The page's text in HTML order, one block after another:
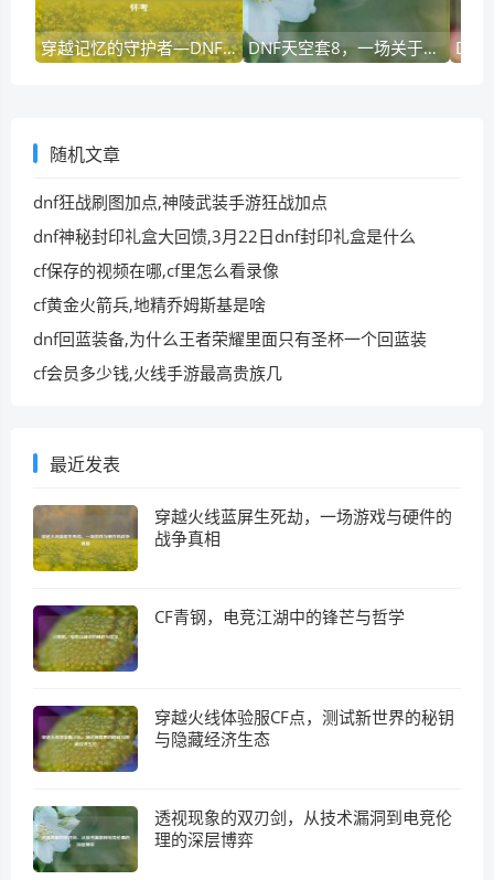
穿越记忆的守护者—DNF2013春节宠物的十年情怀考 DNF天空套8，一场关于深渊与荣光的氪金狂欢
随机文章
dnf狂战刷图加点,神陵武装手游狂战加点
dnf神秘封印礼盒大回馈,3月22日dnf封印礼盒是什么
cf保存的视频在哪,cf里怎么看录像
cf黄金火箭兵,地精乔姆斯基是啥
dnf回蓝装备,为什么王者荣耀里面只有圣杯一个回蓝装
cf会员多少钱,火线手游最高贵族几
最近发表
穿越火线蓝屏生死劫，一场游戏与硬件的
战争真相
CF青钢，电竞江湖中的锋芒与哲学
穿越火线体验服CF点，测试新世界的秘钥
与隐藏经济生态
透视现象的双刃剑，从技术漏洞到电竞伦
理的深层博弈